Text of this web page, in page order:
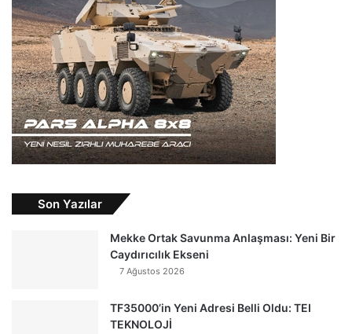
Son Yazılar
Mekke Ortak Savunma Anlaşması: Yeni Bir
Caydırıcılık Ekseni
7 Ağustos 2026
TF35000’in Yeni Adresi Belli Oldu: TEI
TEKNOLOJİ